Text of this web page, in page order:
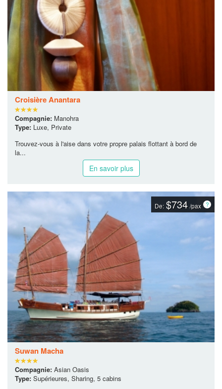
Croisière Anantara
Compagnie: Manohra
Type: Luxe, Private
Trouvez-vous à l'aise dans votre propre palais flottant à bord de
la...
En savoir plus
De: $734 /pax
Suwan Macha
Compagnie: Asian Oasis
Type: Supérieures, Sharing, 5 cabins